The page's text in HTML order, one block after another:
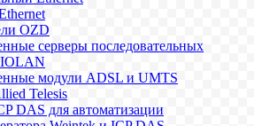
OZD
серверы последовательных
IOLAN
модули ADSL и UMTS
Telesis
DAS для автоматизации